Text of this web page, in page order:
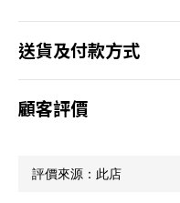
送貨及付款方式
顧客評價